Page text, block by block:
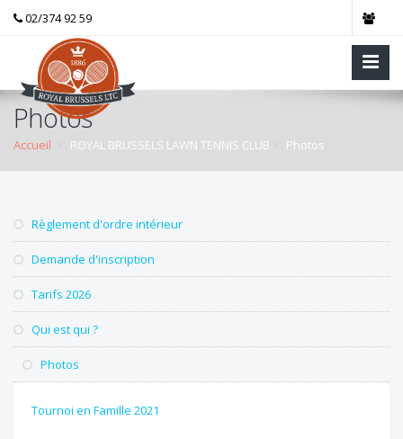
02/374 92 59
Photos
Accueil ROYAL BRUSSELS LAWN TENNIS CLUB Photos
Règlement d'ordre intérieur
Demande d'inscription
Tarifs 2026
Qui est qui ?
Photos
Tournoi en Famille 2021